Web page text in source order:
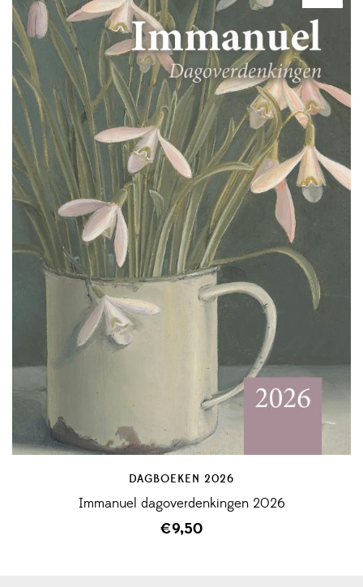
DAGBOEKEN 2026
Immanuel dagoverdenkingen 2026
€9,50